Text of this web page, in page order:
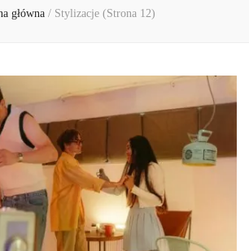
główna / Stylizacje (Strona 12)